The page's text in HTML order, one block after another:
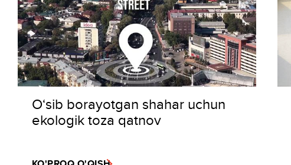
O‘sib borayotgan shahar uchun
ekologik toza qatnov